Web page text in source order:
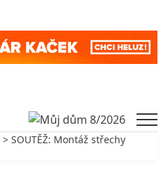
> SOUTĚŽ: Montáž střechy